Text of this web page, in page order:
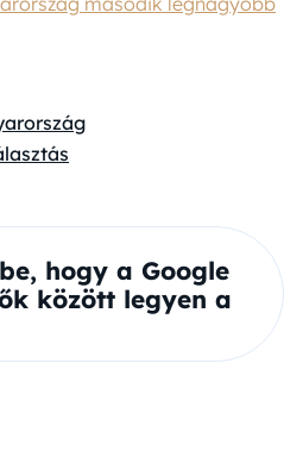
hogy a Google
között legyen a